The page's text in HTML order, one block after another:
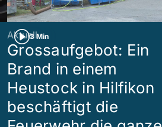
3 Min
Aktuell
Grossaufgebot: Ein
Brand in einem
Heustock in Hilfikon
beschäftigt die